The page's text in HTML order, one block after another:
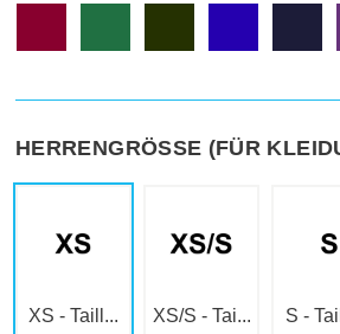
HERRENGRÖSSE (FÜR
XS - Taill... XS/S - Tai... S -